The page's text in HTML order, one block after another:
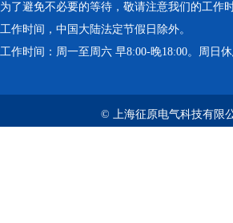
为了避免不必要的等待，敬请注意我们的工作
工作时间，中国大陆法定节假日除外。
工作时间：周一至周六 早8:00-晚18:00。周日
© 上海征原电气科技有限